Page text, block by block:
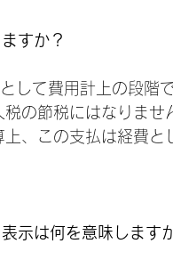
すか？
して費用計上の段階
の節税にはなりませ
、この支払は経費と
示は何を意味します